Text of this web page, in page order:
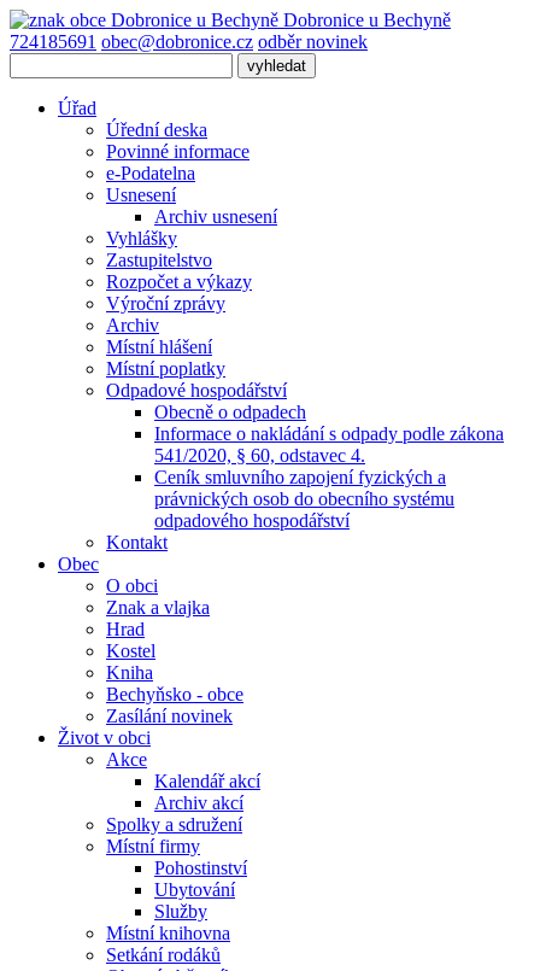
Dobronice u Bechyně
724185691 obec@dobronice.cz odběr novinek
Úřad
Úřední deska
Povinné informace
e-Podatelna
Usnesení
Archiv usnesení
Vyhlášky
Zastupitelstvo
Rozpočet a výkazy
Výroční zprávy
Archiv
Místní hlášení
Místní poplatky
Odpadové hospodářství
Obecně o odpadech
Informace o nakládání s odpady podle zákona
541/2020, § 60, odstavec 4.
Ceník smluvního zapojení fyzických a
právnických osob do obecního systému
odpadového hospodářství
Kontakt
Obec
O obci
Znak a vlajka
Hrad
Kostel
Kniha
Bechyňsko - obce
Zasílání novinek
Život v obci
Akce
Kalendář akcí
Archiv akcí
Spolky a sdružení
Místní firmy
Pohostinství
Ubytování
Služby
Místní knihovna
Setkání rodáků